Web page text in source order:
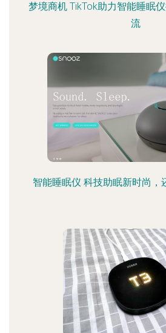
梦境商机 TikTok助力智能睡眠
流
智能睡眠仪 科技助眠新时尚，